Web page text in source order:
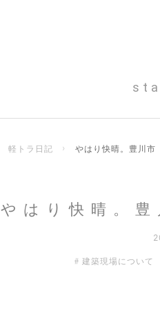
軽トラ日記 › やはり快晴。豊川市
やはり快晴。豊
建築現場について